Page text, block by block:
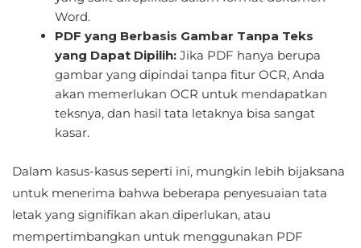
Word.
PDF yang Berbasis Gambar Tanpa Teks
yang Dapat Dipilih: Jika PDF hanya berupa
gambar yang dipindai tanpa fitur OCR, Anda
akan memerlukan OCR untuk mendapatkan
teksnya, dan hasil tata letaknya bisa sangat
kasar.
Dalam kasus-kasus seperti ini, mungkin lebih bijaksana
untuk menerima bahwa beberapa penyesuaian tata
letak yang signifikan akan diperlukan, atau
mempertimbangkan untuk menggunakan PDF